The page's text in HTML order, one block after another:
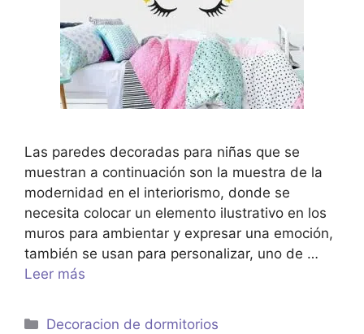
Las paredes decoradas para niñas que se
muestran a continuación son la muestra de la
modernidad en el interiorismo, donde se
necesita colocar un elemento ilustrativo en los
muros para ambientar y expresar una emoción,
también se usan para personalizar, uno de …
Leer más
Categorías
Decoracion de dormitorios